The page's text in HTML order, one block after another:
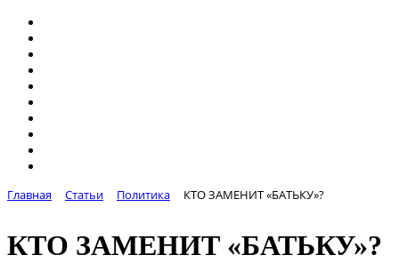
Главная Статьи Политика КТО ЗАМЕНИТ «БАТЬКУ»?
КТО ЗАМЕНИТ «БАТЬКУ»?